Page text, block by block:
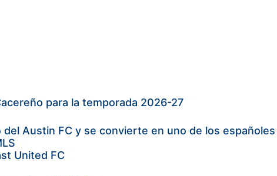
para la temporada 2026-27
Austin FC y se convierte en uno de los españoles
United FC